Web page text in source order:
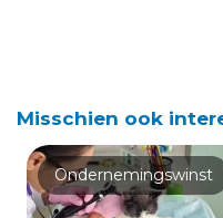
Misschien ook
Ondernemingswinst